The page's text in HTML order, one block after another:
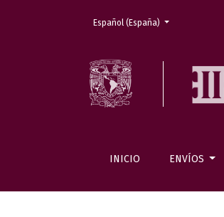
INICIO ENVÍOS
Cambiar el idioma. El actual es:
Español (España)